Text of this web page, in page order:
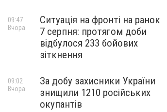
Ситуація на фронті на ранок
7 серпня: протягом доби
відбулося 233 бойових
зіткнення
09:47
Вчора
За добу захисники України
знищили 1210 російських
окупантів
09:02
Вчора